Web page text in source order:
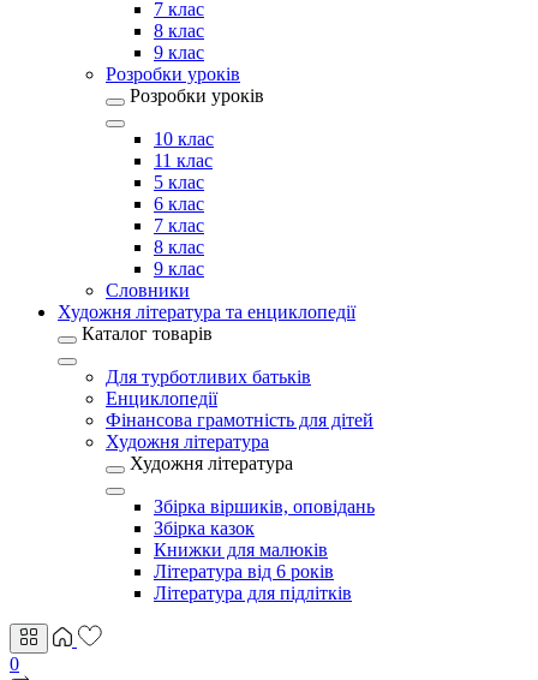
7 клас
8 клас
9 клас
Розробки уроків
Розробки уроків
10 клас
11 клас
5 клас
6 клас
7 клас
8 клас
9 клас
Словники
Художня література та енциклопедії
Каталог товарів
Для турботливих батьків
Енциклопедії
Фінансова грамотність для дітей
Художня література
Художня література
Збірка віршиків, оповідань
Збірка казок
Книжки для малюків
Література від 6 років
Література для підлітків
0